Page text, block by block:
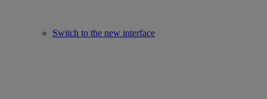
Switch to the new interface